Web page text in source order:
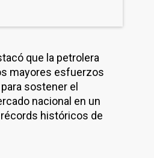
que la petrolera
mayores esfuerzos
sostener el
nacional en un
históricos de